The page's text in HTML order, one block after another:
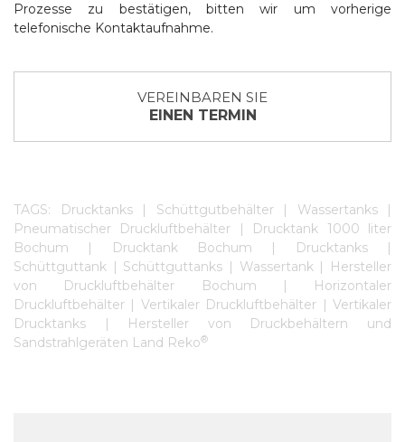
Prozesse zu bestätigen, bitten wir um vorherige
telefonische Kontaktaufnahme.
VEREINBAREN SIE
EINEN TERMIN
TAGS: Drucktanks | Schüttgutbehälter | Wassertanks |
Pneumatischer Druckluftbehälter | Drucktank 1000 liter
Bochum | Drucktank Bochum | Drucktanks |
Schüttguttank | Schüttguttanks | Wassertank | Hersteller
von Druckluftbehälter Bochum | Horizontaler
Druckluftbehälter | Vertikaler Druckluftbehälter | Vertikaler
Drucktanks | Hersteller von Druckbehältern und
Sandstrahlgeräten Land Reko®